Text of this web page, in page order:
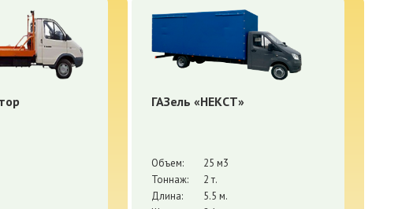
ГАЗель «НЕКСТ»
Объем:
25 м3
Тоннаж:
2 т.
Длина:
5.5 м.